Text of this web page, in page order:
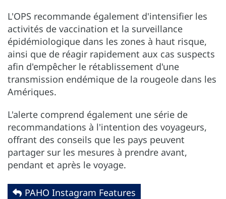
L'OPS recommande également d'intensifier les
activités de vaccination et la surveillance
épidémiologique dans les zones à haut risque,
ainsi que de réagir rapidement aux cas suspects
afin d'empêcher le rétablissement d'une
transmission endémique de la rougeole dans les
Amériques.
L'alerte comprend également une série de
recommandations à l'intention des voyageurs,
offrant des conseils que les pays peuvent
partager sur les mesures à prendre avant,
pendant et après le voyage.
PAHO Instagram Features